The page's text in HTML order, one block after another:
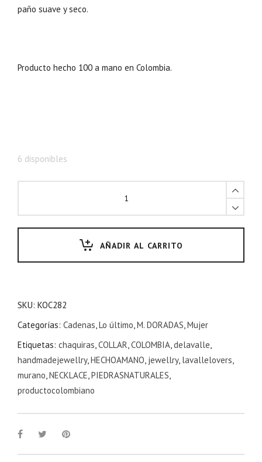
paño suave y seco.
Producto hecho 100 a mano en Colombia.
6 disponibles
AÑADIR AL CARRITO
SKU: KOC282
Categorías: Cadenas,Lo último,M. DORADAS,Mujer
Etiquetas: chaquiras,COLLAR,COLOMBIA,delavalle,
handmadejewellry,HECHOAMANO, jewellry, lavallelovers,
murano,NECKLACE,PIEDRASNATURALES,
productocolombiano